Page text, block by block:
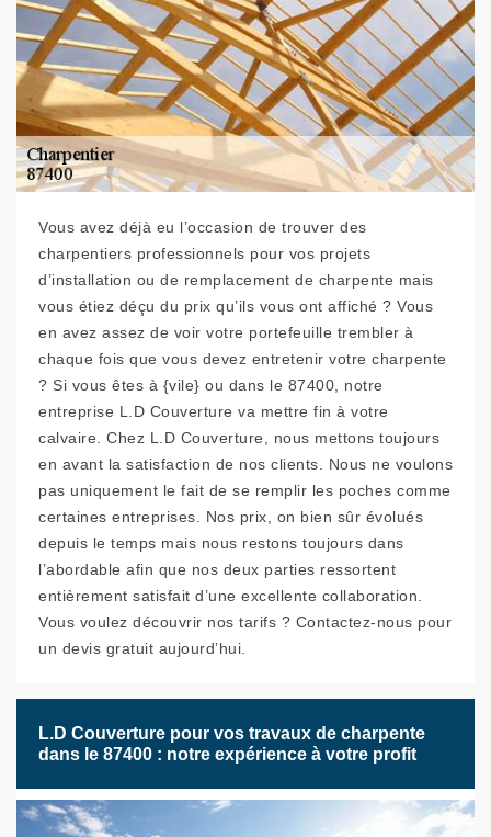
Vous avez déjà eu l’occasion de trouver des
charpentiers professionnels pour vos projets
d’installation ou de remplacement de charpente mais
vous étiez déçu du prix qu’ils vous ont affiché ? Vous
en avez assez de voir votre portefeuille trembler à
chaque fois que vous devez entretenir votre charpente
? Si vous êtes à {vile} ou dans le 87400, notre
entreprise L.D Couverture va mettre fin à votre
calvaire. Chez L.D Couverture, nous mettons toujours
en avant la satisfaction de nos clients. Nous ne voulons
pas uniquement le fait de se remplir les poches comme
certaines entreprises. Nos prix, on bien sûr évolués
depuis le temps mais nous restons toujours dans
l’abordable afin que nos deux parties ressortent
entièrement satisfait d’une excellente collaboration.
Vous voulez découvrir nos tarifs ? Contactez-nous pour
un devis gratuit aujourd’hui.
L.D Couverture pour vos travaux de charpente
dans le 87400 : notre expérience à votre profit